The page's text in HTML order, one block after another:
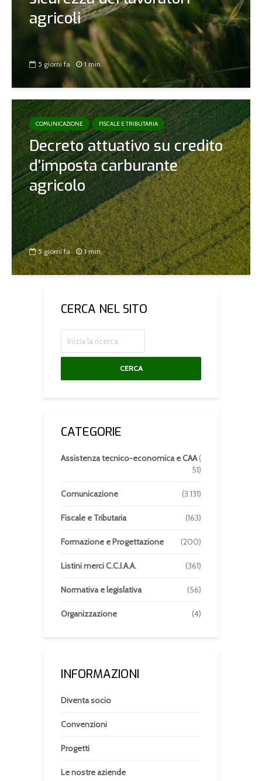
agricoli
5 giorni fa 1 min.
COMUNICAZIONE FISCALE E TRIBUTARIA
Decreto attuativo su credito
d’imposta carburante
agricolo
5 giorni fa 1 min.
CERCA NEL SITO
CERCA
CATEGORIE
Assistenza tecnico-economica e CAA(
51)
Comunicazione (3.131)
Fiscale e Tributaria (163)
Formazione e Progettazione (200)
Listini merci C.C.I.A.A. (361)
Normativa e legislativa (56)
Organizzazione (4)
INFORMAZIONI
Diventa socio
Convenzioni
Progetti
Le nostre aziende